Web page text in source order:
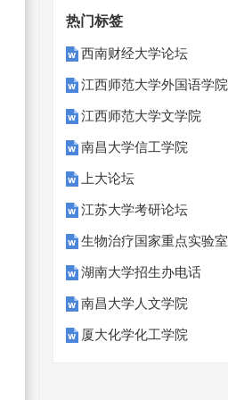
热门标签
西南财经大学论坛
江西师范大学外国语学院
江西师范大学文学院
南昌大学信工学院
上大论坛
江苏大学考研论坛
生物治疗国家重点实验室
湖南大学招生办电话
南昌大学人文学院
厦大化学化工学院